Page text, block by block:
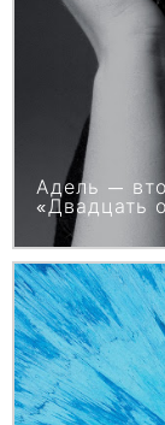
Адель —
«Двадцать